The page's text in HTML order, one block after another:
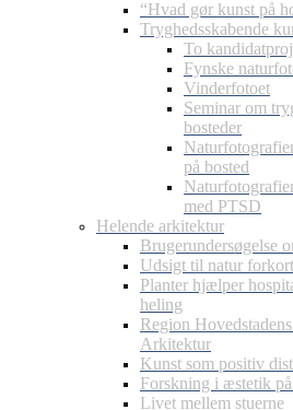
“Hvad gør kunst på
Tryghedsskabende
To
Fynske
Vinderfotoet
Seminar om
bosteder
på bosted
med PTSD
Helende arkitektur
Brugerundersøgelse
Udsigt til natur
Planter hjælper
heling
Region
Arkitektur
Kunst som positiv
Forskning i æstetik
Livet mellem stuerne